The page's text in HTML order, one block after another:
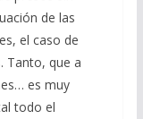
de las
el caso de
Tanto, que a
es muy
todo el